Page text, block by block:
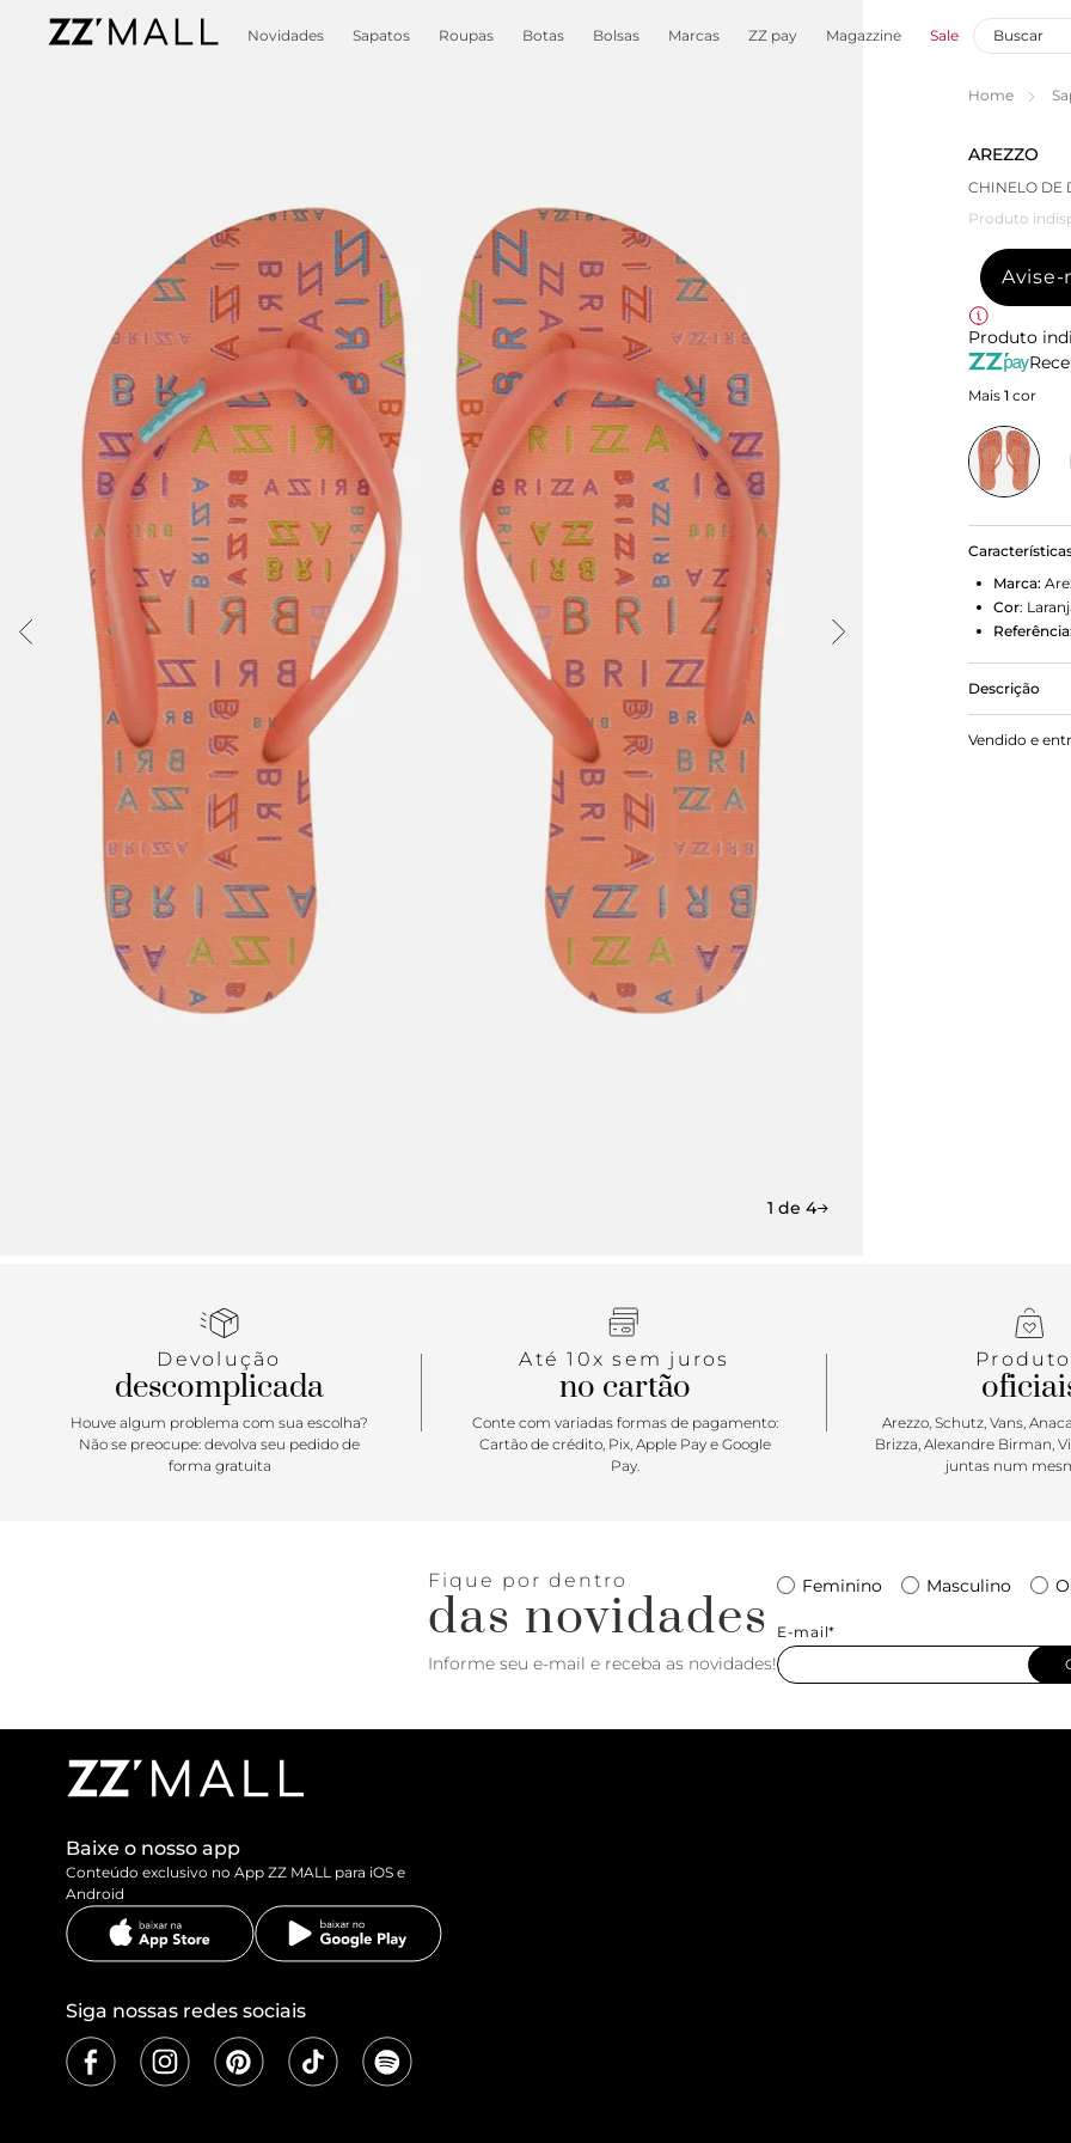
Novidades Sapatos Roupas Botas Bolsas Marcas ZZ pay Magazzine Sale
1 de 4
Home
AREZZO
CHINELO DE
Produto
Avise-
Produto
Mais 1 cor
Marca:
Cor:
Referência:
Descrição
Chinelo de
borracha e
Vendido e
Devolução
descomplicada
Houve algum problema com sua escolha?
Não se preocupe: devolva seu pedido de
forma gratuita
Até 10x sem juros
no cartão
Conte com variadas formas de pagamento:
Cartão de crédito, Pix, Apple Pay e Google
Pay.
Arezzo, Schutz, Vans,
Brizza, Alexandre Birman,
juntas num
Fique por dentro
das novidades
Informe seu e-mail e receba as novidades!
Feminino Masculino
E-mail*
Baixe o nosso app
Conteúdo exclusivo no App ZZ MALL para iOS e
Android
Siga nossas redes sociais